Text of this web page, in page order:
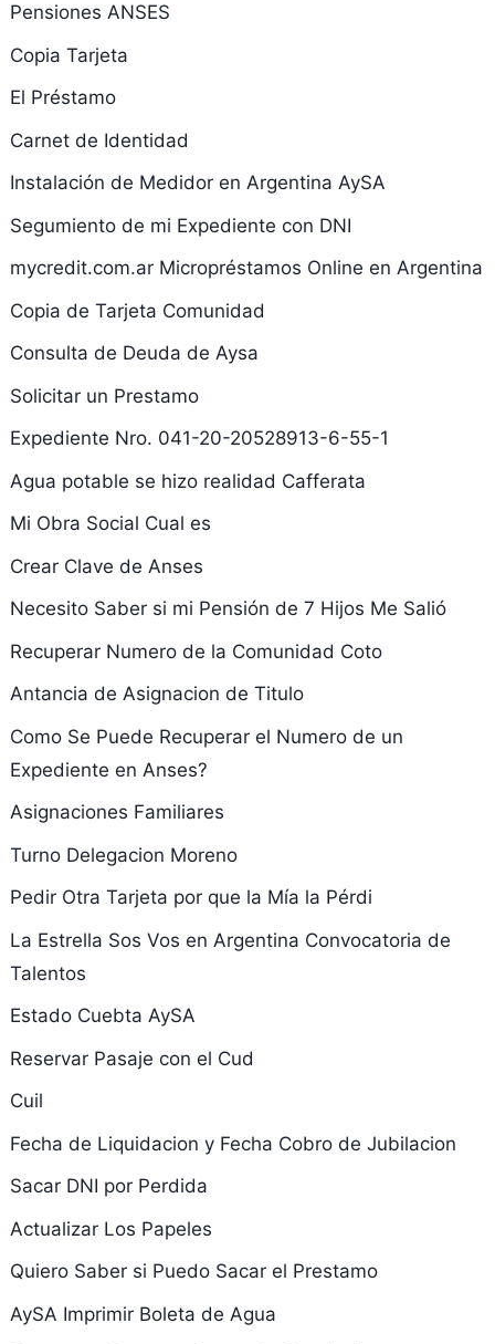
Pensiones ANSES
Copia Tarjeta
El Préstamo
Carnet de Identidad
Instalación de Medidor en Argentina AySA
Segumiento de mi Expediente con DNI
mycredit.com.ar Micropréstamos Online en Argentina
Copia de Tarjeta Comunidad
Consulta de Deuda de Aysa
Solicitar un Prestamo
Expediente Nro. 041-20-20528913-6-55-1
Agua potable se hizo realidad Cafferata
Mi Obra Social Cual es
Crear Clave de Anses
Necesito Saber si mi Pensión de 7 Hijos Me Salió
Recuperar Numero de la Comunidad Coto
Antancia de Asignacion de Titulo
Como Se Puede Recuperar el Numero de un
Expediente en Anses?
Asignaciones Familiares
Turno Delegacion Moreno
Pedir Otra Tarjeta por que la Mía la Pérdi
La Estrella Sos Vos en Argentina Convocatoria de
Talentos
Estado Cuebta AySA
Reservar Pasaje con el Cud
Cuil
Fecha de Liquidacion y Fecha Cobro de Jubilacion
Sacar DNI por Perdida
Actualizar Los Papeles
Quiero Saber si Puedo Sacar el Prestamo
AySA Imprimir Boleta de Agua